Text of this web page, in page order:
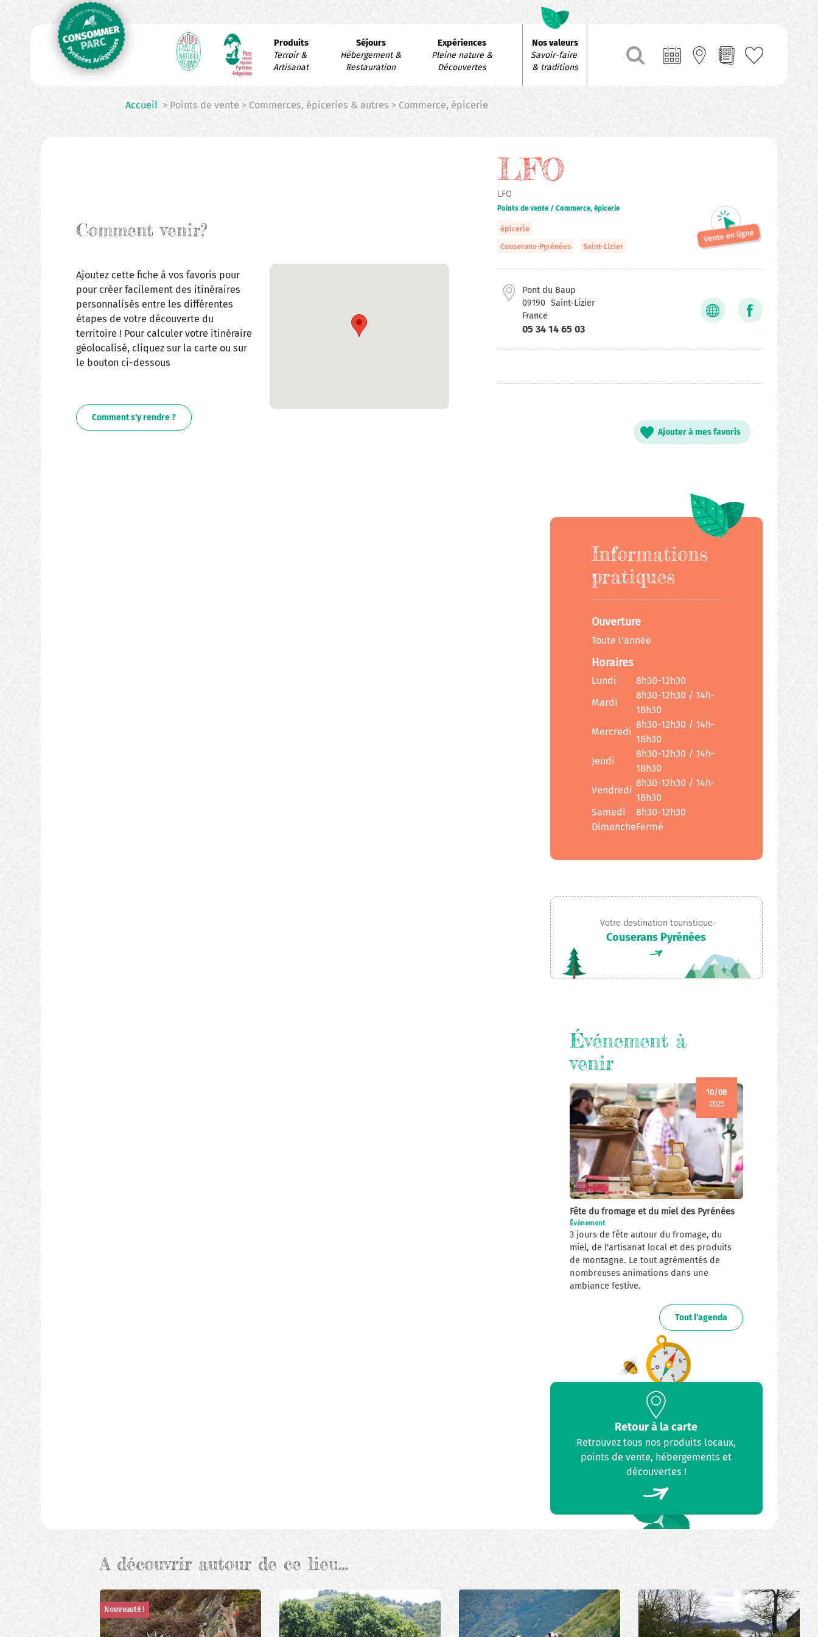
Navigation
principale
Produits
Terroir &
Artisanat
Séjours
Hébergement &
Restauration
Expériences
Pleine nature &
Découvertes
Nos valeurs
Savoir-faire
& traditions
Accueil > Points de vente > Commerces, épiceries & autres > Commerce, épicerie
Comment venir?
Ajoutez cette fiche à vos favoris pour
pour créer facilement des itinéraires
personnalisés entre les différentes
étapes de votre découverte du
territoire ! Pour calculer votre itinéraire
géolocalisé, cliquez sur la carte ou sur
le bouton ci-dessous
Comment s'y rendre ?
LFO
LFO
Points de vente / Commerce, épicerie
épicerie
Couserans-Pyrénées
Saint-Lizier
Pont du Baup
09190 Saint-Lizier
France
05 34 14 65 03
Ajouter à mes favoris
Informations
pratiques
Ouverture
Toute l'année
Horaires
Lundi
8h30-12h30
Mardi
8h30-12h30 / 14h-
18h30
Mercredi
8h30-12h30 / 14h-
18h30
Jeudi
8h30-12h30 / 14h-
18h30
Vendredi
8h30-12h30 / 14h-
18h30
Samedi
8h30-12h30
DimancheFermé
Votre destination touristique
Couserans Pyrénées
Événement à
venir
10/08
2025
Fête du fromage et du miel des Pyrénées
Évènement
3 jours de fête autour du fromage, du
miel, de l'artisanat local et des produits
de montagne. Le tout agrémentés de
nombreuses animations dans une
ambiance festive.
Tout l'agenda
Retour à la carte
Retrouvez tous nos produits locaux,
points de vente, hébergements et
découvertes !
A découvrir autour de ce lieu…
Nouveauté !